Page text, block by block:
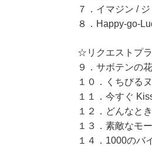
７．イマジン /
８．Happy-go-
☆リクエストプ
９．サボテンの
１０．くちびる
１１．今すぐ
１２．どんなと
１３．素敵なモ
１４．1000のバ